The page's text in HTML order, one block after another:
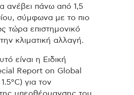
ανέβει πάνω από 1,5
σύμφωνα με το πιο
τώρα επιστημονικό
κλιματική αλλαγή.
είναι η Ειδική
Report on Global
για τον